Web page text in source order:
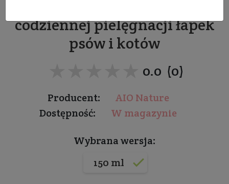
codziennej pielęgnacji łapek
psów i kotów
0.0 (0)
Producent:
AIO Nature
Dostępność:
W magazynie
Wybrana wersja:
150 ml